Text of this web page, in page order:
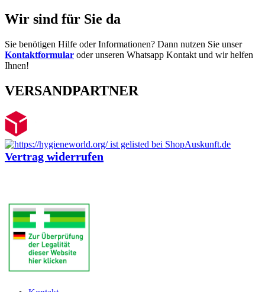
Wir sind für Sie da
Sie benötigen Hilfe oder Informationen? Dann nutzen Sie unser
Kontaktformular oder unseren Whatsapp Kontakt und wir helfen
Ihnen!
VERSANDPARTNER
Vertrag widerrufen